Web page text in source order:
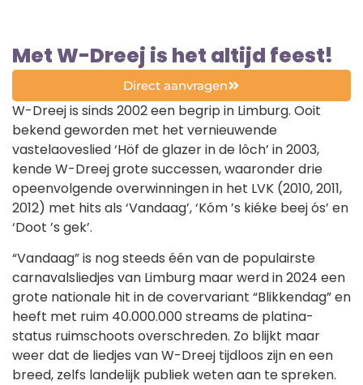
Met W-Dreej is het altijd feest!
Direct aanvragen
W-Dreej is sinds 2002 een begrip in Limburg. Ooit
bekend geworden met het vernieuwende
vastelaoveslied ‘Höf de glazer in de lôch’ in 2003,
kende W-Dreej grote successen, waaronder drie
opeenvolgende overwinningen in het LVK (2010, 2011,
2012) met hits als ‘Vandaag’, ‘Kóm ’s kiéke beej ós’ en
‘Doot ’s gek’.
“Vandaag” is nog steeds één van de populairste
carnavalsliedjes van Limburg maar werd in 2024 een
grote nationale hit in de covervariant “Blikkendag” en
heeft met ruim 40.000.000 streams de platina-
status ruimschoots overschreden. Zo blijkt maar
weer dat de liedjes van W-Dreej tijdloos zijn en een
breed, zelfs landelijk publiek weten aan te spreken.